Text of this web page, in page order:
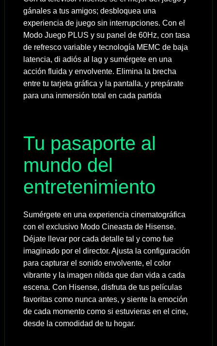
gánales a tus amigos; desbloquea una
experiencia de juego sin interrupciones. Con el
Modo Juego PLUS y su panel de 60Hz, con tasa
de refresco variable y tecnología MEMC de baja
latencia, di adiós al lag y sumérgete en una
acción fluida y envolvente. Elimina la brecha
entre tu tarjeta gráfica y la pantalla, y prepárate
para una inmersión total en cada partida
Tu pasaporte al
mundo del
entretenimiento
Sumérgete en una experiencia cinematográfica
con el exclusivo Modo Cineasta de Hisense.
Déjate llevar por cada detalle tal y como fue
imaginado por el director. Ajusta la configuración
para capturar el sonido envolvente, el color
vibrante y la imagen nítida que dan vida a cada
escena. Con Hisense, disfruta de tus películas
favoritas como nunca antes, y siente la emoción
de cada momento como si estuvieras en el cine,
desde la comodidad de tu hogar.